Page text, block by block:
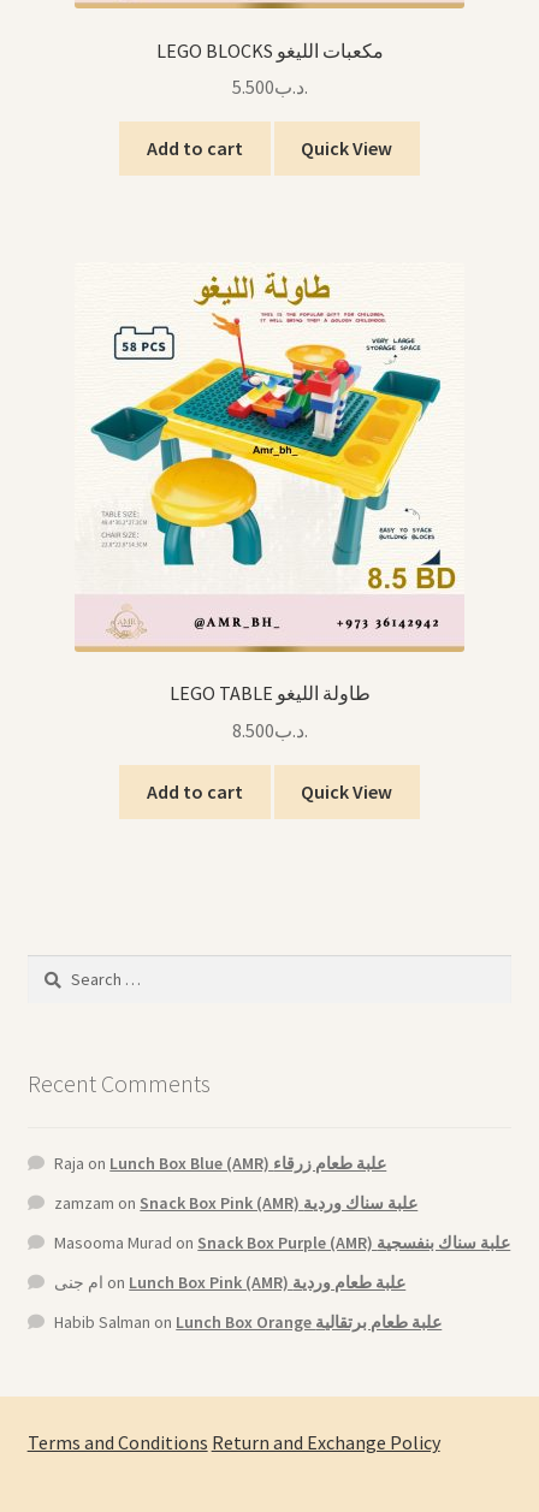
LEGO BLOCKS مكعبات الليغو
.د.ب5.500
Add to cart Quick View
LEGO TABLE طاولة الليغو
.د.ب8.500
Add to cart Quick View
Search
Recent Comments
Raja on
Lunch Box Blue (AMR) علبة طعام زرقاء
zamzam on
Snack Box Pink (AMR) علبة سناك وردية
Masooma Murad on
Snack Box Purple (AMR) علبة سناك بنفسجية
ام جنى on
Lunch Box Pink (AMR) علبة طعام وردية
Habib Salman on Lunch Box Orange علبة طعام برتقالية
Terms and Conditions Return and Exchange Policy